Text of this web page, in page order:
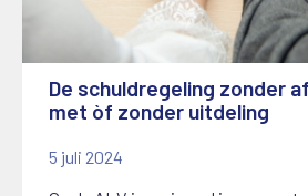
De schuldregeling zonder
met òf zonder uitdeling
5 juli 2024